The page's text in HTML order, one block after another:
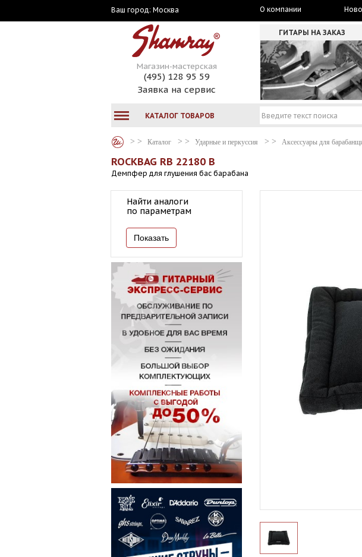
Ваш город: Москва О компании
Магазин-мастерская
(495) 128 95 59
Заявка на сервис
ГИТАРЫ НА ЗАКАЗ
КАТАЛОГ ТОВАРОВ
Каталог Ударные и перкуссия Аксессуары для
ROCKBAG RB 22180 B
Демпфер для глушения бас барабана
Найти аналоги
по параметрам